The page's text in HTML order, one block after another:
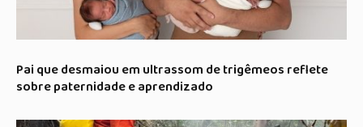
Pai que desmaiou em ultrassom de trigêmeos reflete
sobre paternidade e aprendizado